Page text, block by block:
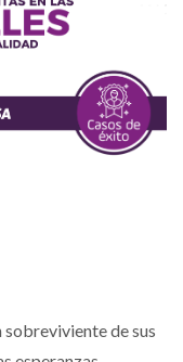
sobreviviente de sus